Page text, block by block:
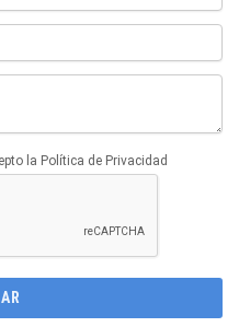
la Política de Privacidad